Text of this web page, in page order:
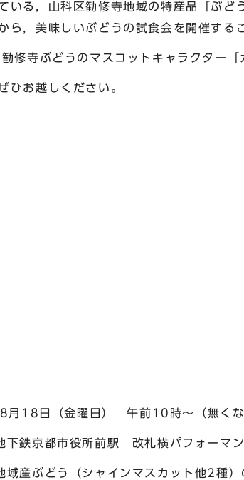
る，山科区勧修寺地域の特産品「ぶど
ら，美味しいぶどうの試食会を開催する
修寺ぶどうのマスコットキャラクター「
お越しください。
日（金曜日） 午前10時～（無くな
京都市役所前駅 改札横パフォーマン
う（シャインマスカット他2種）